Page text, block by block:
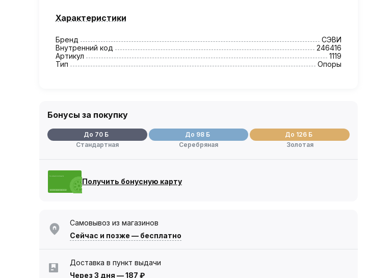
Характеристики
Бренд
СЭВИ
Внутренний код
246416
Артикул
1119
Тип
Опоры
Бонусы за покупку
До 70 Б
Стандартная
До 98 Б
Серебряная
До 126 Б
Золотая
Получить бонусную карту
Самовывоз из магазинов
Сейчас и позже — бесплатно
Доставка в пункт выдачи
Через 3 дня —187 ₽